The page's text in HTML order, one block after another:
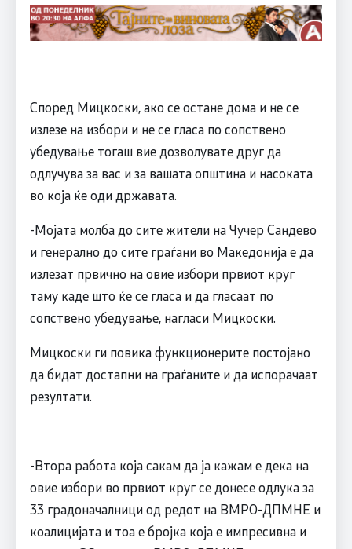
Според Мицкоски, ако се остане дома и не се
излезе на избори и не се гласа по сопствено
убедување тогаш вие дозволувате друг да
одлучува за вас и за вашата општина и насоката
во која ќе оди државата.
-Мојата молба до сите жители на Чучер Сандево
и генерално до сите граѓани во Македонија е да
излезат првично на овие избори првиот круг
таму каде што ќе се гласа и да гласаат по
сопствено убедување, нагласи Мицкоски.
Мицкоски ги повика функционерите постојано
да бидат достапни на граѓаните и да испорачаат
резултати.
-Втора работа која сакам да ја кажам е дека на
овие избори во првиот круг се донесе одлука за
33 градоначалници од редот на ВМРО-ДПМНЕ и
коалицијата и тоа е бројка која е импресивна и